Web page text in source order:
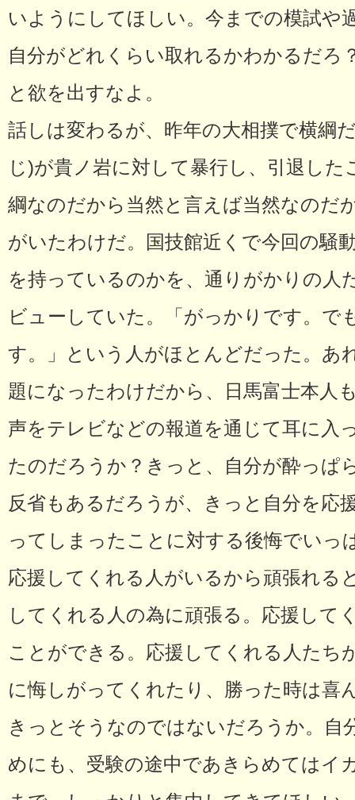
いようにしてほしい。今までの模試や
自分がどれくらい取れるかわかるだろ
と欲を出すなよ。
話しは変わるが、昨年の大相撲で横綱
じ)が貴ノ岩に対して暴行し、引退し
綱なのだから当然と言えば当然なのだ
がいたわけだ。国技館近くで今回の騒
を持っているのかを、通りがかりの人
ビューしていた。「がっかりです。で
す。」という人がほとんどだった。あ
題になったわけだから、日馬富士本人
声をテレビなどの報道を通じて耳に入
たのだろうか？きっと、自分が酔っぱ
反省もあるだろうが、きっと自分を応
ってしまったことに対する後悔でいっ
応援してくれる人がいるから頑張れる
してくれる人の為に頑張る。応援して
ことができる。応援してくれる人たち
に悔しがってくれたり、勝った時は喜
きっとそうなのではないだろうか。自
めにも、受験の途中であきらめてはイ